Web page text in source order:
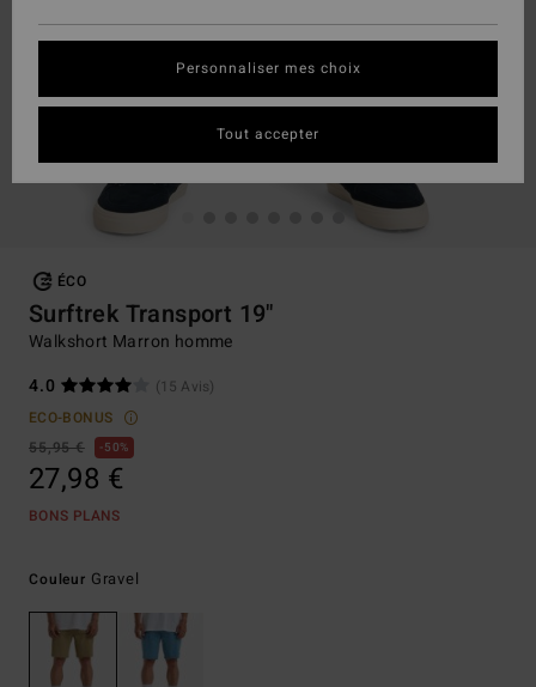
ÉCO
Surftrek Transport 19"
Walkshort Marron homme
4.0
(15 Avis)
ECO-BONUS
55,95 €
50%
27,98 €
BONS PLANS
Couleur Gravel
Personnaliser mes choix
Tout accepter